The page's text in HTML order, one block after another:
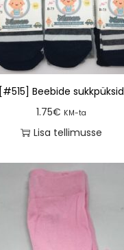
[#515] Beebide sukkpüksid
1.75€ KM-ta
Lisa tellimusse